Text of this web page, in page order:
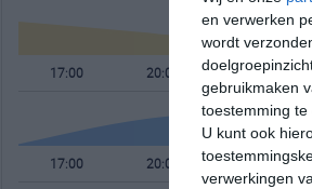
en verwerken
wordt
gebruikmaken
toestemming te
U kunt ook
verwerkingen
17:00 20:00 23:00
17:00 20:00 23:00